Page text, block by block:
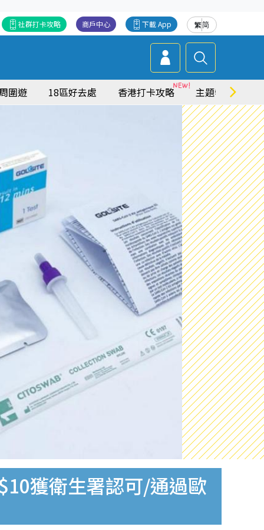
繁简
下載 App
商戶中心
社群打卡攻略
圍遊 18區好去處 香港打卡攻略 主題特集
獲衛生署認可/通過歐